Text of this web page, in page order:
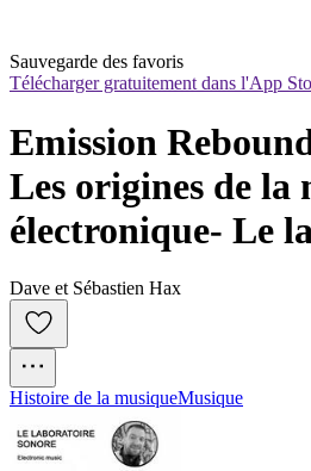
Sauvegarde des favoris
Télécharger gratuitement dans l'App
Emission
Les origines de la
électronique- Le
Sonore
Dave et Sébastien Hax
Histoire de la musiqueMusique